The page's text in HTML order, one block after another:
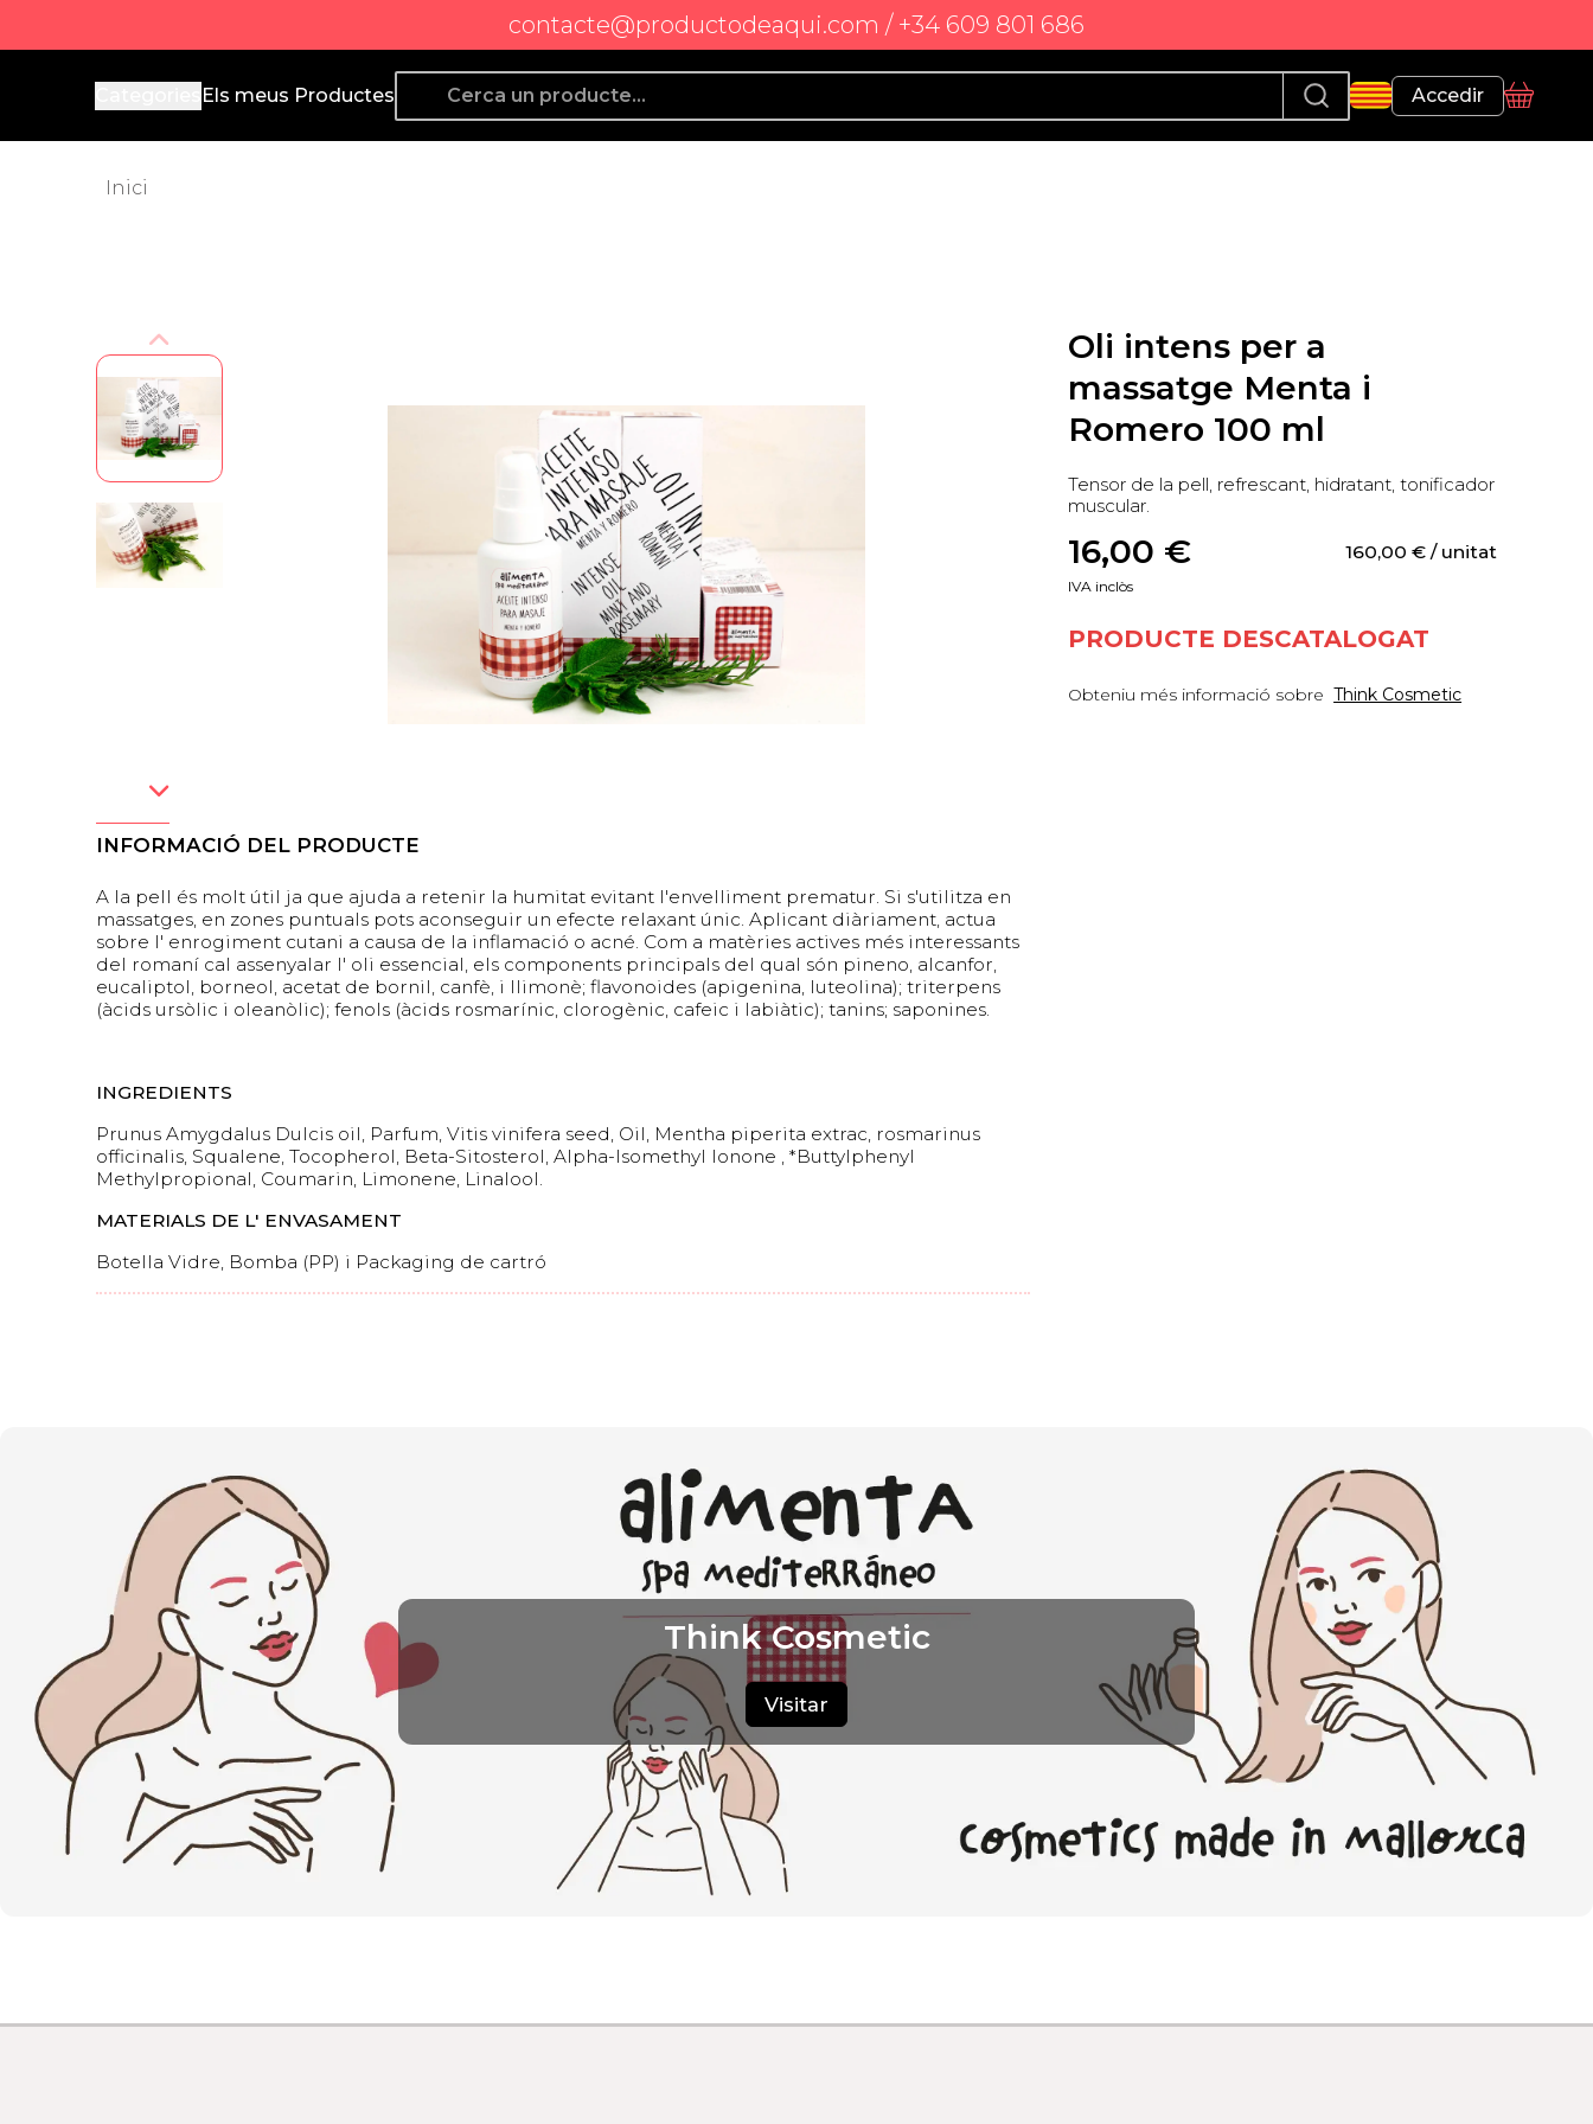
contacte@productodeaqui.com / +34 609 801 686
Producto de Aquí
Els meus Productes Accedir
Perfil
Cistella
Inici
Oli intens per a
massatge Menta i
Romero 100 ml
Tensor de la pell, refrescant, hidratant, tonificador
muscular.
16,00 € 160,00 € / unitat
IVA inclòs
PRODUCTE DESCATALOGAT
Obteniu més informació sobre Think Cosmetic
INFORMACIÓ DEL PRODUCTE
A la pell és molt útil ja que ajuda a retenir la humitat evitant l'envelliment prematur. Si s'utilitza en
massatges, en zones puntuals pots aconseguir un efecte relaxant únic. Aplicant diàriament, actua
sobre l' enrogiment cutani a causa de la inflamació o acné. Com a matèries actives més interessants
del romaní cal assenyalar l' oli essencial, els components principals del qual són pineno, alcanfor,
eucaliptol, borneol, acetat de bornil, canfè, i llimonè; flavonoides (apigenina, luteolina); triterpens
(àcids ursòlic i oleanòlic); fenols (àcids rosmarínic, clorogènic, cafeic i labiàtic); tanins; saponines.
INGREDIENTS
Prunus Amygdalus Dulcis oil, Parfum, Vitis vinifera seed, Oil, Mentha piperita extrac, rosmarinus
officinalis, Squalene, Tocopherol, Beta-Sitosterol, Alpha-Isomethyl Ionone , *Buttylphenyl
Methylpropional, Coumarin, Limonene, Linalool.
MATERIALS DE L' ENVASAMENT
Botella Vidre, Bomba (PP) i Packaging de cartró
Think Cosmetic
Visitar